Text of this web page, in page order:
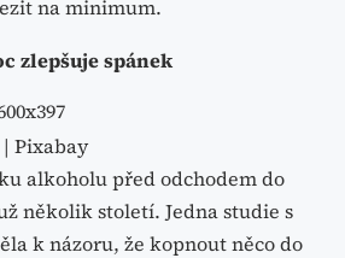
na minimum.
zlepšuje spánek
| Pixabay
alkoholu před odchodem do
několik století. Jedna studie s
k názoru, že kopnout něco do